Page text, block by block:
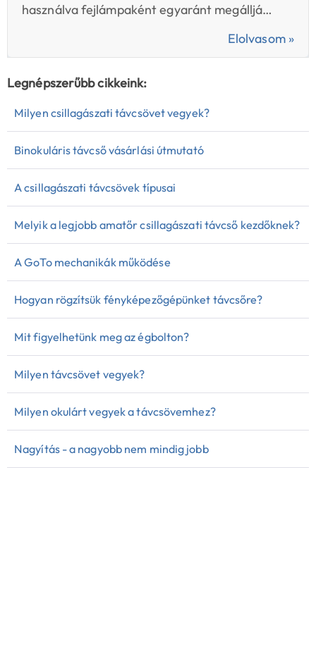
használva fejlámpaként egyaránt megálljá…
Elolvasom »
Legnépszerűbb cikkeink:
Milyen csillagászati távcsövet vegyek?
Binokuláris távcső vásárlási útmutató
A csillagászati távcsövek típusai
Melyik a legjobb amatőr csillagászati távcső kezdőknek?
A GoTo mechanikák működése
Hogyan rögzítsük fényképezőgépünket távcsőre?
Mit figyelhetünk meg az égbolton?
Milyen távcsövet vegyek?
Milyen okulárt vegyek a távcsövemhez?
Nagyítás - a nagyobb nem mindig jobb